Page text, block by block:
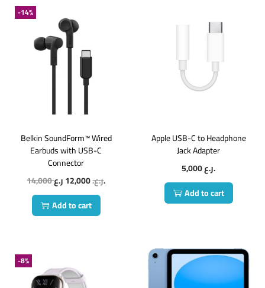
-14%
Belkin SoundForm™ Wired
Earbuds with USB-C
Connector
14,000
ر.ع.12,000
ر.ع.
Add to cart
Apple USB-C to Headphone
Jack Adapter
5,000
ر.ع.
Add to cart
-8%